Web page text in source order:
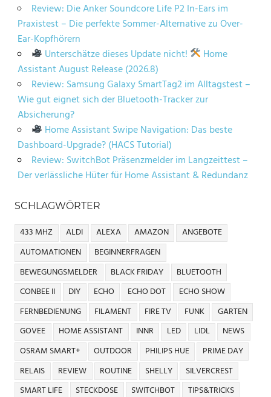
Review: Die Anker Soundcore Life P2 In-Ears im
Praxistest – Die perfekte Sommer-Alternative zu Over-
Ear-Kopfhörern
Unterschätze dieses Update nicht!
Home
Assistant August Release (2026.8)
Review: Samsung Galaxy SmartTag2 im Alltagstest –
Wie gut eignet sich der Bluetooth-Tracker zur
Absicherung?
Home Assistant Swipe Navigation: Das beste
Dashboard-Upgrade? (HACS Tutorial)
Review: SwitchBot Präsenzmelder im Langzeittest –
Der verlässliche Hüter für Home Assistant & Redundanz
SCHLAGWÖRTER
433 MHZ ALDI ALEXA AMAZON
ANGEBOTE
AUTOMATIONEN
BEGINNERFRAGEN
BEWEGUNGSMELDER
BLACK FRIDAY
BLUETOOTH
CONBEE II
DIY ECHO ECHO DOT
ECHO SHOW
FERNBEDIENUNG
FILAMENT FIRE TV FUNK
GARTEN
GOVEE
HOME ASSISTANT INNR LED LIDL
NEWS
OSRAM SMART+
OUTDOOR PHILIPS HUE
PRIME DAY
RELAIS
REVIEW ROUTINE SHELLY
SILVERCREST
SMART LIFE
STECKDOSE SWITCHBOT
TIPS&TRICKS